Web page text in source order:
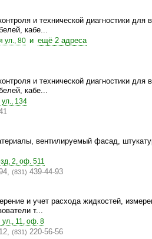
и технической диагностики
кабе...
ул., 80 и ещё 2 адреса
и технической диагностики
кабе...
134
вентилируемый фасад,
2, оф. 511
(831) 439-44-93
и учет расхода жидкостей,
т...
11, оф. 8
(831) 220-56-56